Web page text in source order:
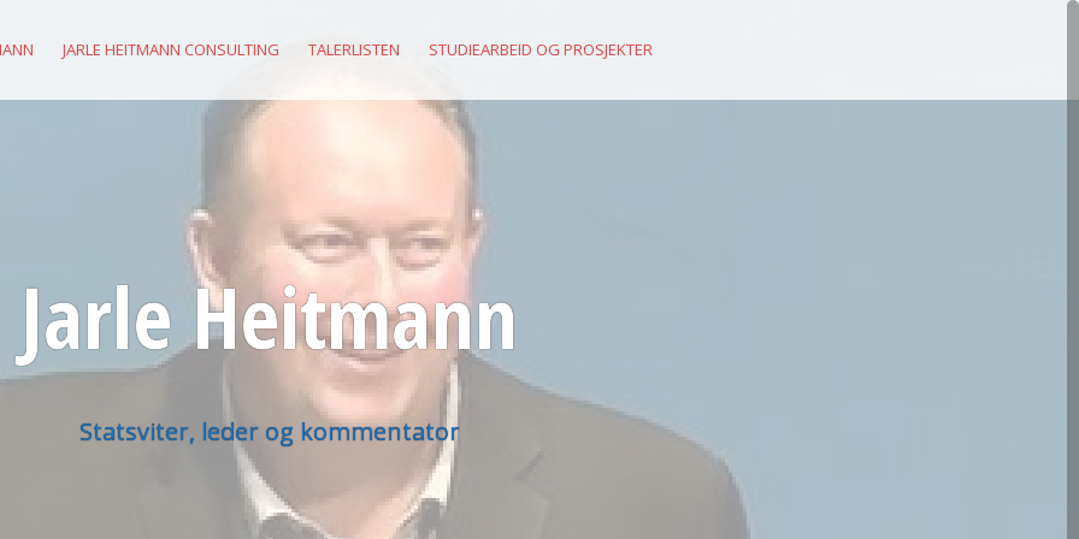
JARLE HEITMANN CONSULTING TALERLISTEN STUDIEARBEID OG PROSJEKTER
Jarle Heitmann
Statsviter, leder og kommentator